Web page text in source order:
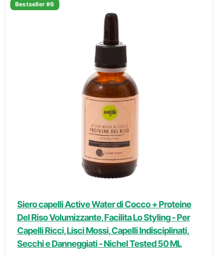
Bestseller #6
Siero capelli Active Water di Cocco + Proteine
Del Riso Volumizzante, Facilita Lo Styling - Per
Capelli Ricci, Lisci Mossi, Capelli Indisciplinati,
Secchi e Danneggiati - Nichel Tested 50 ML